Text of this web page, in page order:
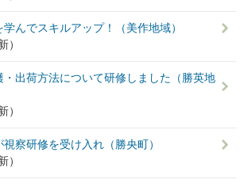
んでスキルアップ！（美作地域）
）
出荷方法について研修しました（勝英地
）
察研修を受け入れ（勝央町）
）